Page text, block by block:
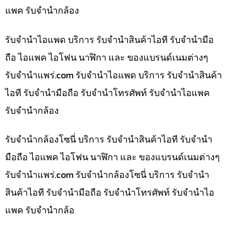
แพค รับจำนำกล้อง
รับจำนำไอแพด บริการ รับจำนำสินค้าไอที รับจำนำมือ
ถือ ไอแพค ไอโฟน นาฬิกา และ ของแบรนด์เนมต่างๆ
รับจํานําแพร่.com รับจำนำไอแพด บริการ รับจำนำสินค้า
ไอที รับจำนำมือถือ รับจำนำโทรศัพท์ รับจำนำไอแพค
รับจำนำกล้อง
รับจำนำกล้องโซนี่ บริการ รับจำนำสินค้าไอที รับจำนำ
มือถือ ไอแพค ไอโฟน นาฬิกา และ ของแบรนด์เนมต่างๆ
รับจํานําแพร่.com รับจำนำกล้องโซนี่ บริการ รับจำนำ
สินค้าไอที รับจำนำมือถือ รับจำนำโทรศัพท์ รับจำนำไอ
แพค รับจำนำกล้อ